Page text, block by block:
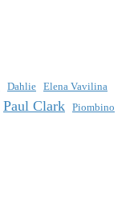
Dahlie Elena Vavilina
Paul Clark Piombino